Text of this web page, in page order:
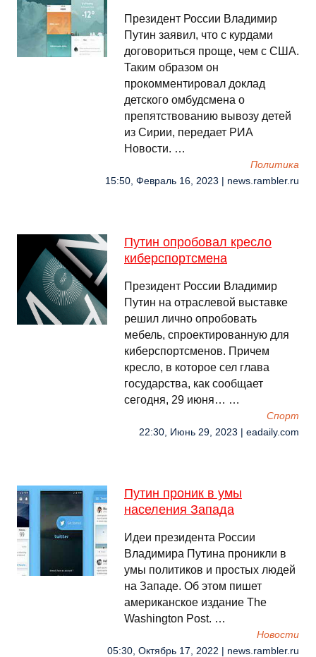
Президент России Владимир
Путин заявил, что с курдами
договориться проще, чем с США.
Таким образом он
прокомментировал доклад
детского омбудсмена о
препятствованию вывозу детей
из Сирии, передает РИА
Новости. …
Политика
15:50, Февраль 16, 2023 | news.rambler.ru
Путин опробовал кресло
киберспортсмена
Президент России Владимир
Путин на отраслевой выставке
решил лично опробовать
мебель, спроектированную для
киберспортсменов. Причем
кресло, в которое сел глава
государства, как сообщает
сегодня, 29 июня… …
Спорт
22:30, Июнь 29, 2023 | eadaily.com
Путин проник в умы
населения Запада
Идеи президента России
Владимира Путина проникли в
умы политиков и простых людей
на Западе. Об этом пишет
американское издание The
Washington Post. …
Новости
05:30, Октябрь 17, 2022 | news.rambler.ru